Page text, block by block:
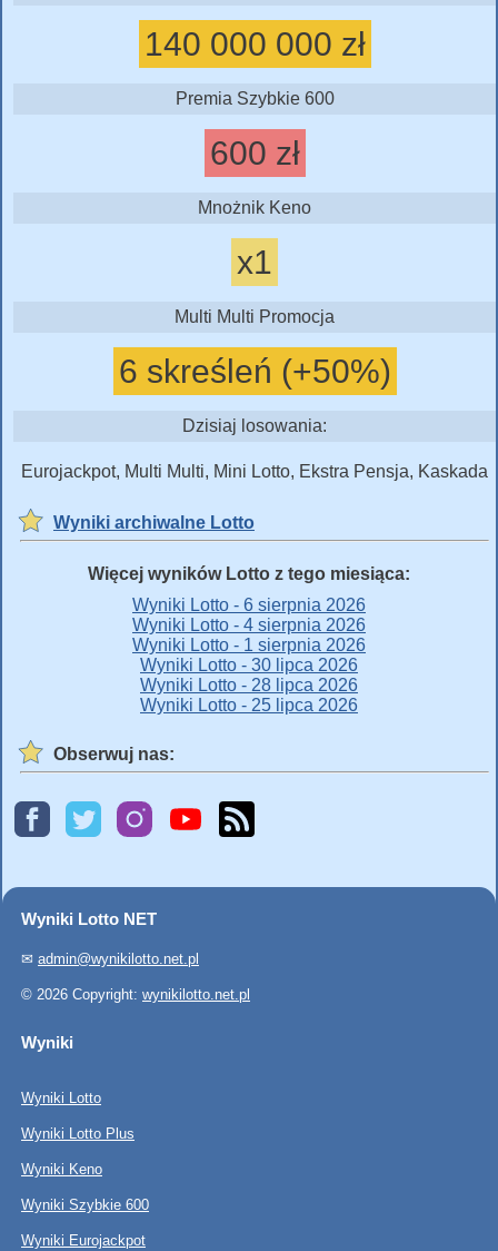
140 000 000 zł
Premia Szybkie 600
600 zł
Mnożnik Keno
x1
Multi Multi Promocja
6 skreśleń (+50%)
Dzisiaj losowania:
Eurojackpot, Multi Multi, Mini Lotto, Ekstra Pensja, Kaskada
Wyniki archiwalne Lotto
Więcej wyników Lotto z tego miesiąca:
Wyniki Lotto - 6 sierpnia 2026
Wyniki Lotto - 4 sierpnia 2026
Wyniki Lotto - 1 sierpnia 2026
Wyniki Lotto - 30 lipca 2026
Wyniki Lotto - 28 lipca 2026
Wyniki Lotto - 25 lipca 2026
Obserwuj nas:
Wyniki Lotto NET
✉ admin@wynikilotto.net.pl
© 2026 Copyright: wynikilotto.net.pl
Wyniki
Wyniki Lotto
Wyniki Lotto Plus
Wyniki Keno
Wyniki Szybkie 600
Wyniki Eurojackpot